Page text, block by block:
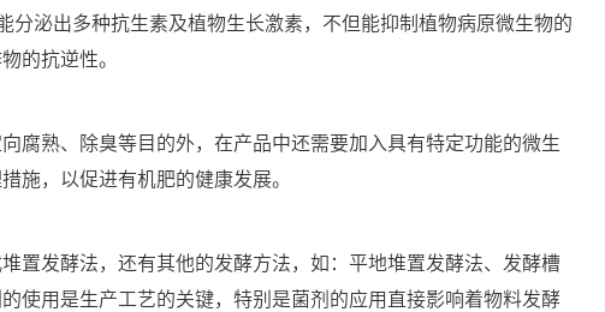
分泌出多种抗生素及植物生长激素，不但能抑制植物病原微生物的
的抗逆性。
腐熟、除臭等目的外，在产品中还需要加入具有特定功能的微生
施，以促进有机肥的健康发展。
置发酵法，还有其他的发酵方法，如：平地堆置发酵法、发酵槽
使用是生产工艺的关键，特别是菌剂的应用直接影响着物料发酵